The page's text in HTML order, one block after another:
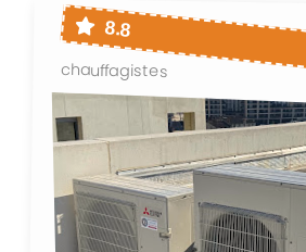
8.8
chauffagistes